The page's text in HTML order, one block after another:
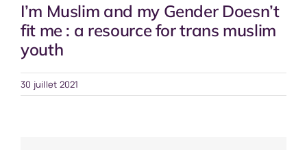
I’m Muslim and my Gender Doesn’t
fit me : a resource for trans muslim
youth
30 juillet 2021